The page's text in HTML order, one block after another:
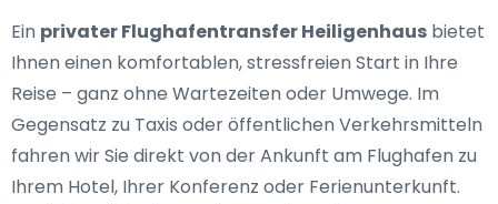
Ein privater Flughafentransfer Heiligenhaus bietet
Ihnen einen komfortablen, stressfreien Start in Ihre
Reise – ganz ohne Wartezeiten oder Umwege. Im
Gegensatz zu Taxis oder öffentlichen Verkehrsmitteln
fahren wir Sie direkt von der Ankunft am Flughafen zu
Ihrem Hotel, Ihrer Konferenz oder Ferienunterkunft.